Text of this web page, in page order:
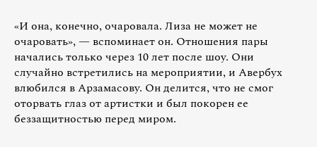
«И она, конечно, очаровала. Лиза не может не
очаровать», — вспоминает он. Отношения пары
начались только через 10 лет после шоу. Они
случайно встретились на мероприятии, и Авербух
влюбился в Арзамасову. Он делится, что не смог
оторвать глаз от артистки и был покорен ее
беззащитностью перед миром.